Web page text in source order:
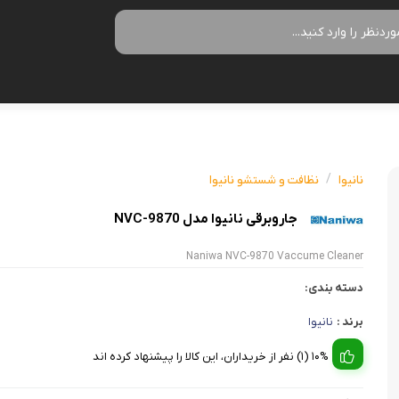
تستر نان
زودپز
لوازم
نانیوا / نظافت و شستشو نانیوا
جاروبرقی نانیوا مدل NVC-9870
Naniwa NVC-9870 Vaccume Cleaner
دسته بندی:
برند : نانیوا
10% (1) نفر از خریداران، این کالا را پیشنهاد کرده اند